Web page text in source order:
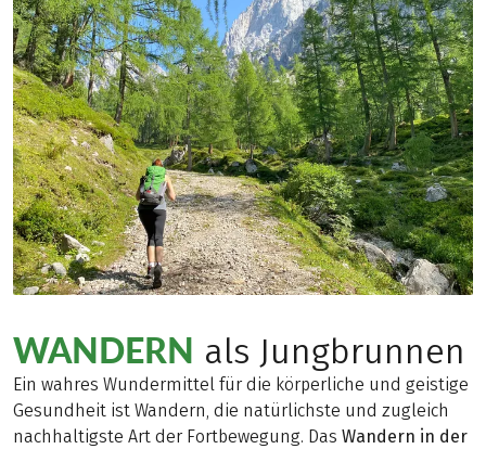
WANDERN als Jungbrunnen
Ein wahres Wundermittel für die körperliche und geistige
Gesundheit ist Wandern, die natürlichste und zugleich
nachhaltigste Art der Fortbewegung. Das Wandern in der